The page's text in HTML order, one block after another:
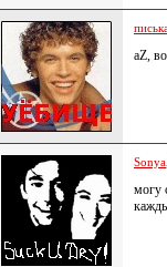
aZ,
Sonya
могу